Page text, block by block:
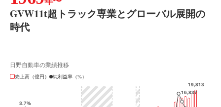
GVW11t超トラック専業とグローバル展開の
時代
日野自動車の業績推移
売上高（億円）
純利益率（%）